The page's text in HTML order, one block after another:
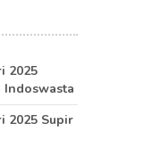
2025
Indoswasta
2025 Supir